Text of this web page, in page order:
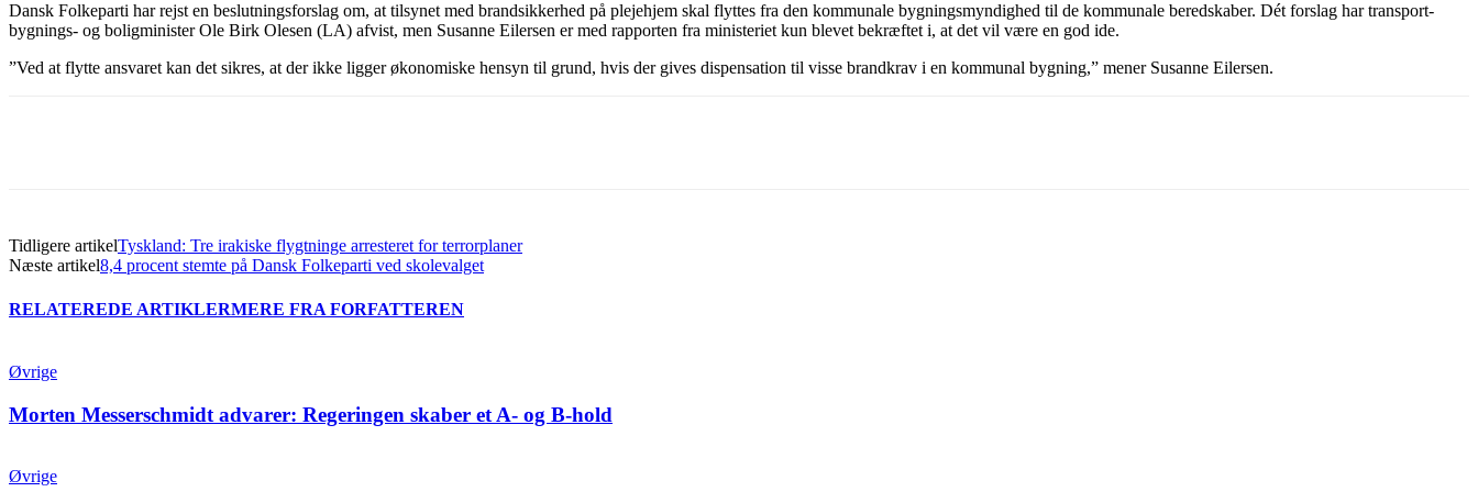
Dansk Folkeparti har rejst en beslutningsforslag om, at tilsynet med brandsikkerhed på plejehjem skal flyttes fra den kommunale bygningsmyndighed til de kommunale beredskaber. Dét forslag har transport-
bygnings- og boligminister Ole Birk Olesen (LA) afvist, men Susanne Eilersen er med rapporten fra ministeriet kun blevet bekræftet i, at det vil være en god ide.
”Ved at flytte ansvaret kan det sikres, at der ikke ligger økonomiske hensyn til grund, hvis der gives dispensation til visse brandkrav i en kommunal bygning,” mener Susanne Eilersen.
Tidligere artikelTyskland: Tre irakiske flygtninge arresteret for terrorplaner
Næste artikel8,4 procent stemte på Dansk Folkeparti ved skolevalget
RELATEREDE ARTIKLERMERE FRA FORFATTEREN
Øvrige
Morten Messerschmidt advarer: Regeringen skaber et A- og B-hold
Øvrige